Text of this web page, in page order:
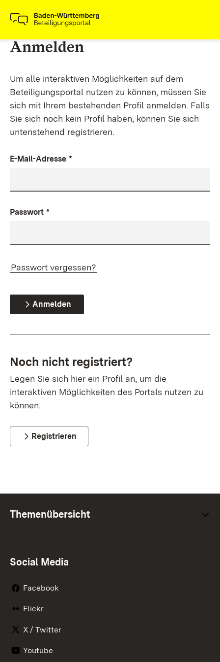
Anmelden
Um alle interaktiven Möglichkeiten auf dem
Beteiligungsportal nutzen zu können, müssen Sie
sich mit Ihrem bestehenden Profil anmelden. Falls
Sie sich noch kein Profil haben, können Sie sich
untenstehend registrieren.
E-Mail-Adresse *
Passwort *
Passwort vergessen?
Anmelden
Noch nicht registriert?
Legen Sie sich hier ein Profil an, um die
interaktiven Möglichkeiten des Portals nutzen zu
können.
Registrieren
Themenübersicht
Social Media
Facebook
Flickr
X / Twitter
Youtube